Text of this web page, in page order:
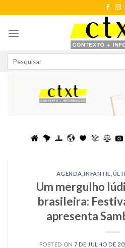
to
content
AGENDA ,INFANTIL
Um mergulho
brasileira:
apresenta
POSTED ON7 DE JULHO DE